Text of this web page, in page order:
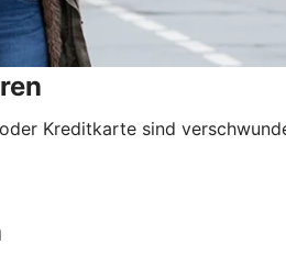
Kreditkarte sind